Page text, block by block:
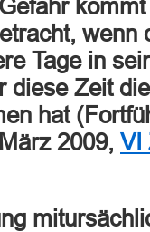
wenn
Tage in
diese Zeit
hat
2009, VI